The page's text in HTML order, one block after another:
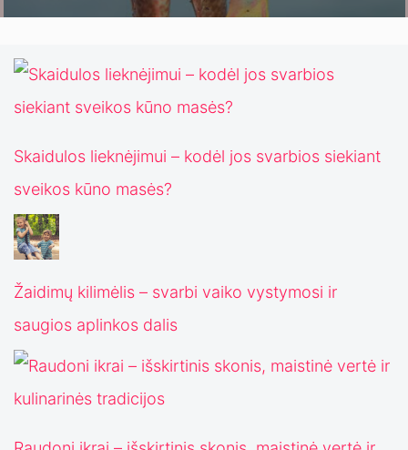
Skaidulos lieknėjimui – kodėl jos svarbios siekiant
sveikos kūno masės?
Žaidimų kilimėlis – svarbi vaiko vystymosi ir
saugios aplinkos dalis